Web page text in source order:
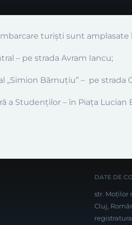
turiști sunt amplasate
– pe strada Avram Iancu;
„Simion Bărnuțiu” – pe strada
a Studenților – în Piața Lucian
DATE DE
str. Moților
Cluj,